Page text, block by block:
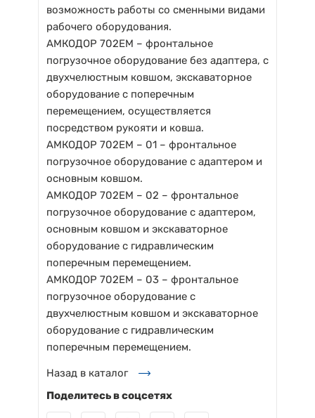
возможность работы со сменными видами
рабочего оборудования.
АМКОДОР 702ЕМ – фронтальное
погрузочное оборудование без адаптера, с
двухчелюстным ковшом, экскаваторное
оборудование с поперечным
перемещением, осуществляется
посредством рукояти и ковша.
АМКОДОР 702ЕМ – 01 – фронтальное
погрузочное оборудование с адаптером и
основным ковшом.
АМКОДОР 702ЕМ – 02 – фронтальное
погрузочное оборудование с адаптером,
основным ковшом и экскаваторное
оборудование с гидравлическим
поперечным перемещением.
АМКОДОР 702ЕМ – 03 – фронтальное
погрузочное оборудование с
двухчелюстным ковшом и экскаваторное
оборудование с гидравлическим
поперечным перемещением.
Назад в каталог
Поделитесь в соцсетях